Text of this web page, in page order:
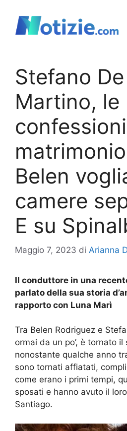
contenuto
Stefano De
Martino, le
Belen
camere
E su
Maggio 7, 2023 di Arianna
Il conduttore in una
parlato della sua storia
rapporto con Luna Marì
Tra Belen Rodriguez e
ormai da un po’, è tornato
nonostante qualche anno
sono tornati affiatati,
come erano i primi tempi,
sposati e hanno avuto il
Santiago.